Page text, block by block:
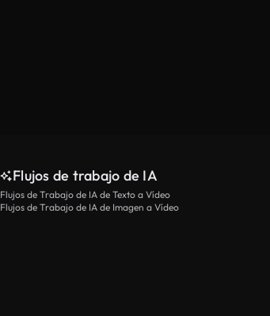
Flujos de trabajo de IA
Flujos de Trabajo de IA de Texto a Vídeo
Flujos de Trabajo de IA de Imagen a Vídeo